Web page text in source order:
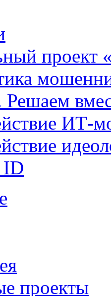
проект
Решаем
ИТ-
проекты